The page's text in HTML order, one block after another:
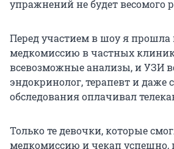
упражнений не будет весомого
Перед участием в шоу я
медкомиссию в частных
всевозможные анализы, и УЗИ
эндокринолог, терапевт и даже
обследования оплачивал
Только те девочки, которые
медкомиссию и чекап успешно,